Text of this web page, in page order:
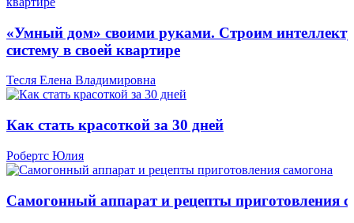
«Умный дом» своими руками. Строим
систему в своей квартире
Тесля Елена Владимировна
Как стать красоткой за 30 дней
Робертс Юлия
Самогонный аппарат и рецепты приготовления